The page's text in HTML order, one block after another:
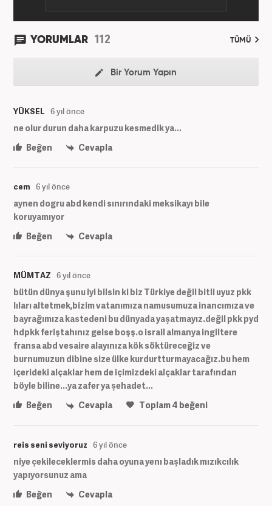
YORUMLAR 112 TÜMÜ
Bir Yorum Yapın
YÜKSEL 6 yıl önce
ne olur durun daha karpuzu kesmedik ya...
Beğen
Cevapla
cem 6 yıl önce
aynen dogru abd kendi sınırındaki meksikayı bile
koruyamıyor
Beğen
Cevapla
MÜMTAZ 6 yıl önce
bütün dünya şunu iyi bilsin ki biz Türkiye değil bitli uyuz pkk
lıları altetmek,bizim vatanımıza namusumuza inancımıza ve
bayrağımıza kastedeni bu dünyada yaşatmayız.değil pkk pyd
hdpkk feriştahınız gelse boşş.o israil almanya ingiltere
fransa abd vesaire alayınıza kök söktüreceğiz ve
burnumuzun dibine size ülke kurdurtturmayacağız.bu hem
içerideki alçaklar hem de içimizdeki alçaklar tarafından
böyle biline...ya zafer ya şehadet...
Beğen
Cevapla Toplam4 beğeni
reis seni seviyoruz 6 yıl önce
niye çekileceklermis daha oyuna yenı başladık mızıkcılık
yapıyorsunuz ama
Beğen
Cevapla